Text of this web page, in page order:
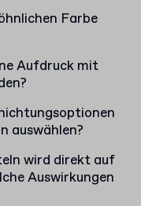
Farbe
Aufdruck mit
auswählen?
wird direkt auf
Auswirkungen